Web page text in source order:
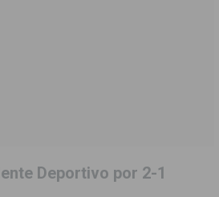
del alumnado del
y a planificar
Deportivo por 2-1